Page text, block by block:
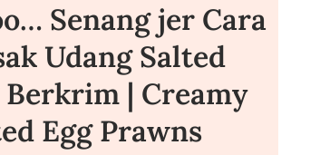
Senang jer Cara
Udang Salted
Berkrim | Creamy
Egg Prawns